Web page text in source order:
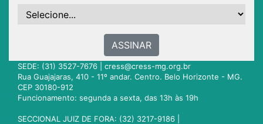
ASSINAR
SEDE: (31) 3527-7676 | cress@cress-mg.org.br
Rua Guajajaras, 410 - 11º andar. Centro. Belo Horizonte - MG.
CEP 30180-912
Funcionamento: segunda a sexta, das 13h às 19h
SECCIONAL JUIZ DE FORA: (32) 3217-9186 |